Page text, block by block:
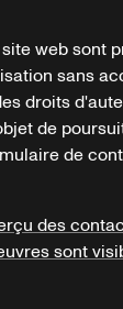
web sont
sans
droits
de
de
des
sont